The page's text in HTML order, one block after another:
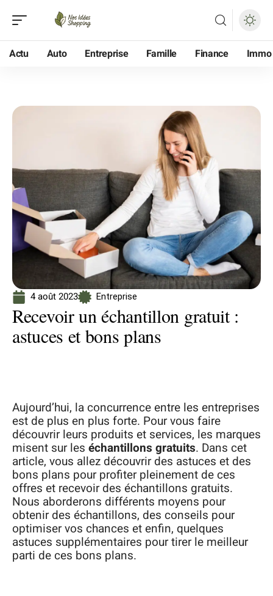
Actu Auto Entreprise Famille Finance Immo
4 août 2023 Entreprise
Recevoir un échantillon gratuit :
astuces et bons plans
Aujourd’hui, la concurrence entre les entreprises
est de plus en plus forte. Pour vous faire
découvrir leurs produits et services, les marques
misent sur les échantillons gratuits. Dans cet
article, vous allez découvrir des astuces et des
bons plans pour profiter pleinement de ces
offres et recevoir des échantillons gratuits.
Nous aborderons différents moyens pour
obtenir des échantillons, des conseils pour
optimiser vos chances et enfin, quelques
astuces supplémentaires pour tirer le meilleur
parti de ces bons plans.